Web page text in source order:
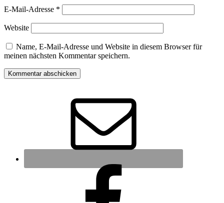
E-Mail-Adresse *
Website
Name, E-Mail-Adresse und Website in diesem Browser für
meinen nächsten Kommentar speichern.